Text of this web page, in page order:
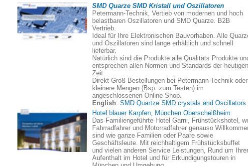
SMD Quarze SMD Kristall und Oszillatoren
Petermann-Technik, Vertieb von modernen und hoch
belastbaren Oszillatoren und SMD Quarze. B2B
Vertrieb.
Ideal für Ihre Elektronischen Bauvorhaben. Alle
und Oszillatoren sind lange erhältlich und schnell
lieferbar.
Natürlich sind die Produkte alle Qualitäts Produkte
entsprechen allen Normen und Standards der heutigen
Zeit.
Direkt Groß Bestellungen bei Petermann-Technik oder
kleinere Mengen (Bsp. zum Testen) im
angeschlossenen Online Shop.
English: SMD Quartze SMD crystals and Oscillators
Hotel blauer Karpfen, München Oberscheißheim
Das Familiengeführte Hotel Garni, Frühstückshotel,
Fahrradfahrer und Motorradfahrer genauso
sind wie ganze Familien oder Paare sowie
Geschäftsleute. Mit reichhaltigem Frühstücksbuffet
und vielen anderen Service Leistungen, Rund um
Aufenthalt im Hotel und für Erkundigungstouren in